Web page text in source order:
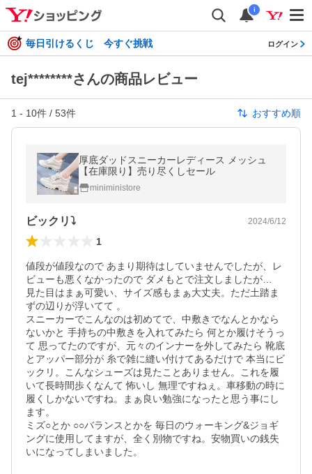
i
毎日引けるくじ 今すぐ挑戦 ログイン
tej********さんの商品レビュー
1 - 10件 / 53件 おすすめ順
厚底ダッドスニーカーレディース メッシュ
【在庫限り】売り尽くしセール
miniministore
ビックリ⤵️ 2024/6/12
1
値段が値段なので あまり期待はしていませんでしたが、レ
ビューも悪くなかったので ダメもとで注文しましたが…
見た目はまぁ可愛い、サイズ感もまぁ大丈夫。ただ土踏ま
ずの辺りが浮いてて 。
スニーカーでこんなのは初めてで、中敷きでなんとかなら
ないかと 手持ちの中敷きを入れてみたら 何とか履けそうっ
て 思ってたのですが、元々のインナーを外してみたら 靴底
とアッパー部分が 糸で雑に縫い付けてあるだけで 本当にビ
ックリ。こんなシューズは見たことありません。これを履
いて長時間歩くなんて 怖いし 無理ですねぇ。車移動の時に
履くしかないですね。まぁ良い勉強になったと思う事にし
ます。
ミズ○とか ○○バランスとかを 毎日のウォーキング&ジョギ
ングに使用してますが、全く別物ですね。安物買いの銭失
いになってしまいました。